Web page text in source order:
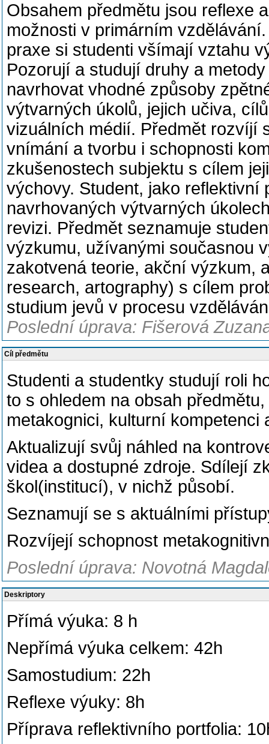
Obsahem předmětu jsou reflexe
možnosti v primárním
praxe si studenti všímají vztahu
Pozorují a studují druhy a
navrhovat vhodné způsoby
výtvarných úkolů, jejich učiva,
vizuálních médií. Předmět rozvíjí
vnímání a tvorbu i schopnosti
zkušenostech subjektu s cílem
výchovy. Student, jako
navrhovaných výtvarných
revizi. Předmět seznamuje
výzkumu, užívanými současnou
zakotvená teorie, akční výzkum,
research, artography) s cílem
studium jevů v procesu
Poslední úprava: Fišerová
Cíl předmětu
Studenti a studentky studují roli
to s ohledem na obsah
metakognici, kulturní kompetenci
Aktualizují svůj náhled na
videa a dostupné zdroje. Sdílejí
škol(institucí), v nichž působí.
Seznamují se s aktuálními
Rozvíjejí schopnost
Poslední úprava: Novotná
Deskriptory
Přímá výuka: 8 h
Nepřímá výuka celkem: 42h
Samostudium: 22h
Reflexe výuky: 8h
Příprava reflektivního portfolia: